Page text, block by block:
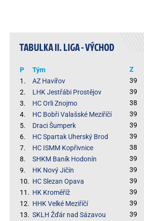
TABULKA II. LIGA - VÝCHOD
P Tým Z
1.
AZ Havířov 39
2.
LHK Jestřábi Prostějov 39
3.
HC Orli Znojmo 38
4.
HC Bobři Valašské Meziříčí 39
5.
Draci Šumperk 39
6.
HC Spartak Uherský Brod 39
7.
HC ISMM Kopřivnice 38
8.
SHKM Baník Hodonín 39
9.
HK Nový Jičín 39
10. HC Slezan Opava 39
11. HK Kroměříž 39
12. HHK Velké Meziříčí 39
13. SKLH Žďár nad Sázavou 39